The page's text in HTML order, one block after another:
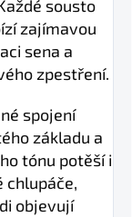
sousto
zajímavou
sena a
zpestření.
spojení
základu a
tónu potěší i
chlupáče,
objevují